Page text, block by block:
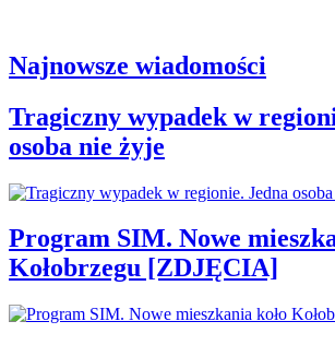
Najnowsze wiadomości
Tragiczny wypadek w
osoba nie żyje
Program SIM. Nowe
Kołobrzegu [ZDJĘCIA]